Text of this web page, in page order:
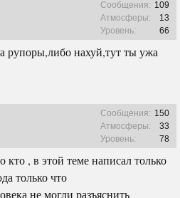
Сообщения: 109
Атмосферы:
13
Уровень:
66
рупоры,либо нахуй,тут ты ужа
Сообщения: 150
Атмосферы:
33
Уровень:
78
кто , в этой теме написал только
только что
не могли разъяснить